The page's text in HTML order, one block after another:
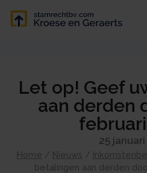
Let op! Geef
aan derden
25
Home / Nieuws /
betalingen aan derden